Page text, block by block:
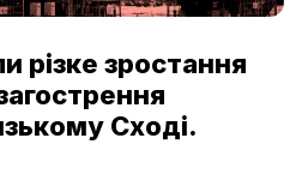
різке зростання
Сході.